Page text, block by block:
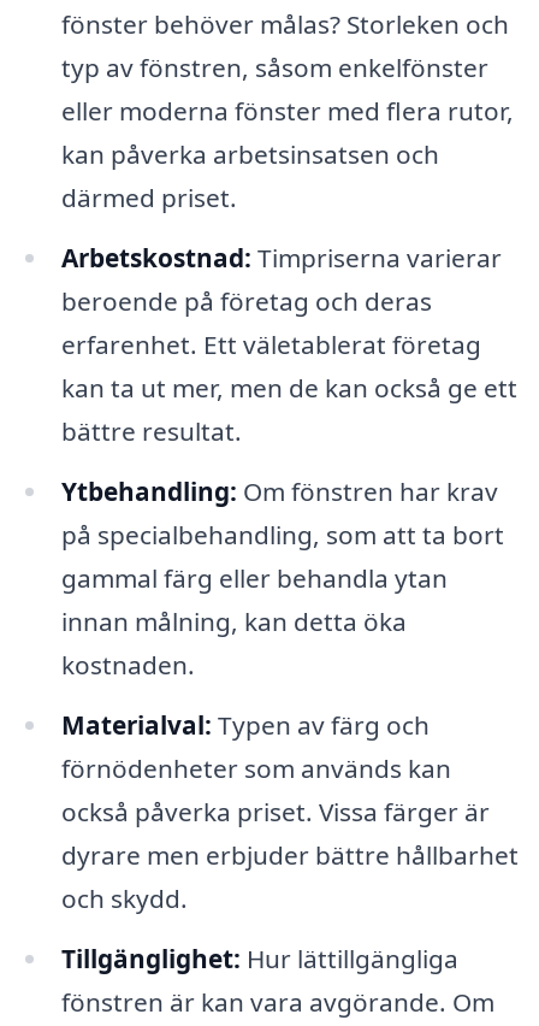
fönster behöver målas? Storleken och
typ av fönstren, såsom enkelfönster
eller moderna fönster med flera rutor,
kan påverka arbetsinsatsen och
därmed priset.
Arbetskostnad: Timpriserna varierar
beroende på företag och deras
erfarenhet. Ett väletablerat företag
kan ta ut mer, men de kan också ge ett
bättre resultat.
Ytbehandling: Om fönstren har krav
på specialbehandling, som att ta bort
gammal färg eller behandla ytan
innan målning, kan detta öka
kostnaden.
Materialval: Typen av färg och
förnödenheter som används kan
också påverka priset. Vissa färger är
dyrare men erbjuder bättre hållbarhet
och skydd.
Tillgänglighet: Hur lättillgängliga
fönstren är kan vara avgörande. Om